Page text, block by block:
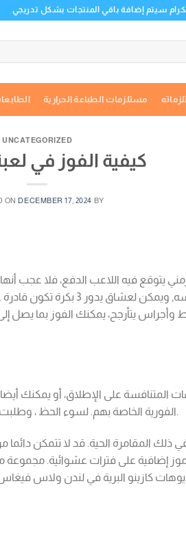
سيتم إضافة باقي المنتجات بشكل تدريجي
مستلزمات الطباعة الحرارية
UNCATEGORIZED
كيفية الفوز في
ON DECEMBER 17, 2024 BY
يتوقع فيه اللاعب الدفع، فلا عجب
أيضا. وفى الوقت نفسه,
الفورية الخاصة بهم. لسوء الحظ ،الليلة الكبرى في عالم الكازينو.
ذلك المقامرة الحية. قد لا تتمكن
إضافية على فترات عشوائية. مجموعة
كازينو البرية في لندن ولاس